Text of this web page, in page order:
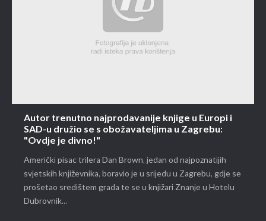
Autor trenutno najprodavanije knjige u Europi i
SAD-u družio se s obožavateljima u Zagrebu:
"Ovdje je divno!"
Američki pisac trilera Dan Brown, jedan od najpoznatijih
svjetskih književnika, boravio je u srijedu u Zagrebu, gdje se
prošetao središtem grada te se u knjižari Znanje u Hotelu
Dubrovnik...